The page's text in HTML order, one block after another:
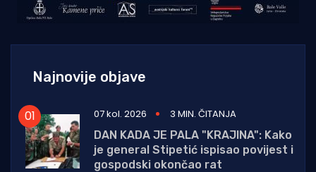
Najnovije objave
07 kol. 2026
3 MIN. ČITANJA
DAN KADA JE PALA "KRAJINA": Kako
je general Stipetić ispisao povijest i
gospodski okončao rat